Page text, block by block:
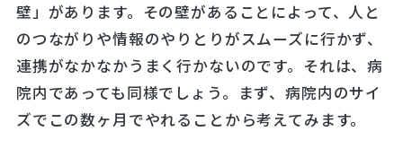
壁」があります。その壁があることによって、人と
のつながりや情報のやりとりがスムーズに行かず、
連携がなかなかうまく行かないのです。それは、病
院内であっても同様でしょう。まず、病院内のサイ
ズでこの数ヶ月でやれることから考えてみます。